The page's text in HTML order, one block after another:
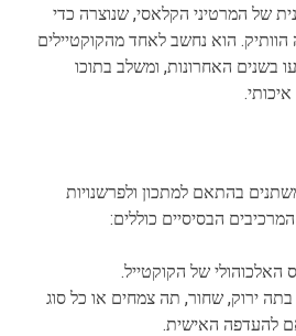
של המרטיני הקלאסי, שנוצרה כדי
הוא נחשב לאחד מהקוקטיילים
בשנים האחרונות, ומשלב בתוכו
בהתאם למתכון ולפרשנויות
הבסיסיים כוללים:
האלכוהולי של הקוקטייל.
ירוק, שחור, תה צמחים או כל סוג
להעדפה האישית.